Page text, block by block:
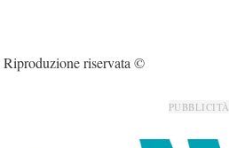
Riproduzione riservata ©
PUBBLICITÀ